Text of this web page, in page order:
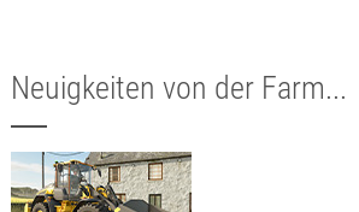
Neuigkeiten von der Farm...